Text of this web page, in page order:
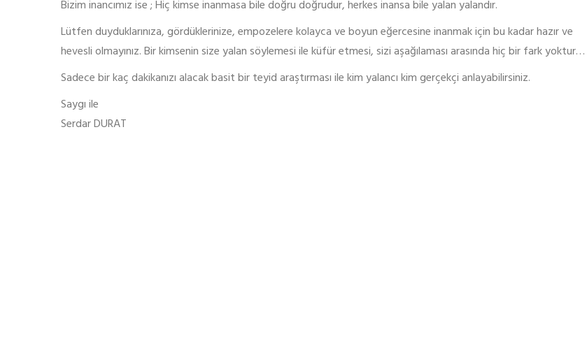
Bizim inancımız ise ; Hiç kimse inanmasa bile doğru doğrudur, herkes inansa bile yalan yalandır.
Lütfen duyduklarınıza, gördüklerinize, empozelere kolayca ve boyun eğercesine inanmak için bu kadar hazır ve
hevesli olmayınız. Bir kimsenin size yalan söylemesi ile küfür etmesi, sizi aşağılaması arasında hiç bir fark yoktur…
Sadece bir kaç dakikanızı alacak basit bir teyid araştırması ile kim yalancı kim gerçekçi anlayabilirsiniz.
Saygı ile
Serdar DURAT